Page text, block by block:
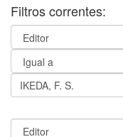
Filtros correntes: